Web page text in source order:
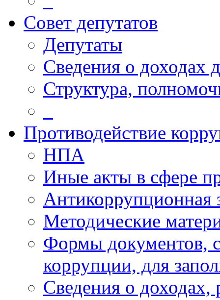
Совет депутатов
Депутаты
Сведения о доходах
Структура,
Противодействие
НПА
Иные акты в сфере
Антикоррупционная
Методические
Формы документов,
коррупции, для
Сведения о доходах,